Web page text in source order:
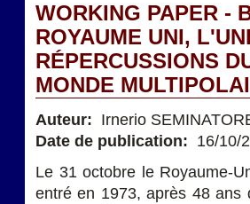
WORKING PAPER -
ROYAUME UNI,
RÉPERCUSSIONS
MONDE
Auteur: Irnerio
Date de publication: 16/10/
Le 31 octobre le Royaume-
entré en 1973, après 48 ans